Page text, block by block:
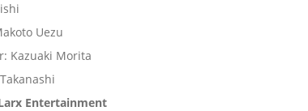
Uezu
Kazuaki Morita
Entertainment